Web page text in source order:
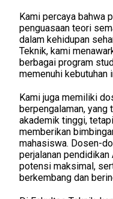
Kami percaya bahwa
penguasaan teori
dalam kehidupan
Teknik, kami
berbagai program
memenuhi kebutuhan
Kami juga memiliki
berpengalaman,
akademik tinggi,
memberikan
mahasiswa. Dosen-
perjalanan pendidikan
potensi maksimal,
berkembang dan